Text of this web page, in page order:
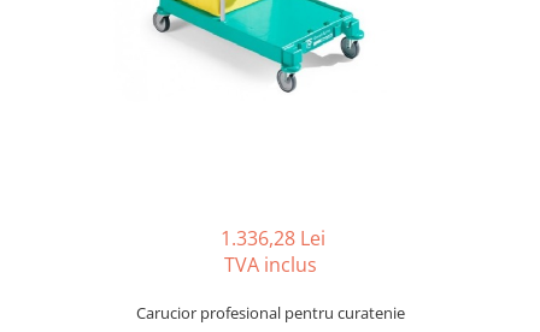
Gama de cosmetice hoteliere
Gama de cosmetice hoteliere Sense
1.336,28 Lei
TVA inclus
Carucior profesional pentru curatenie